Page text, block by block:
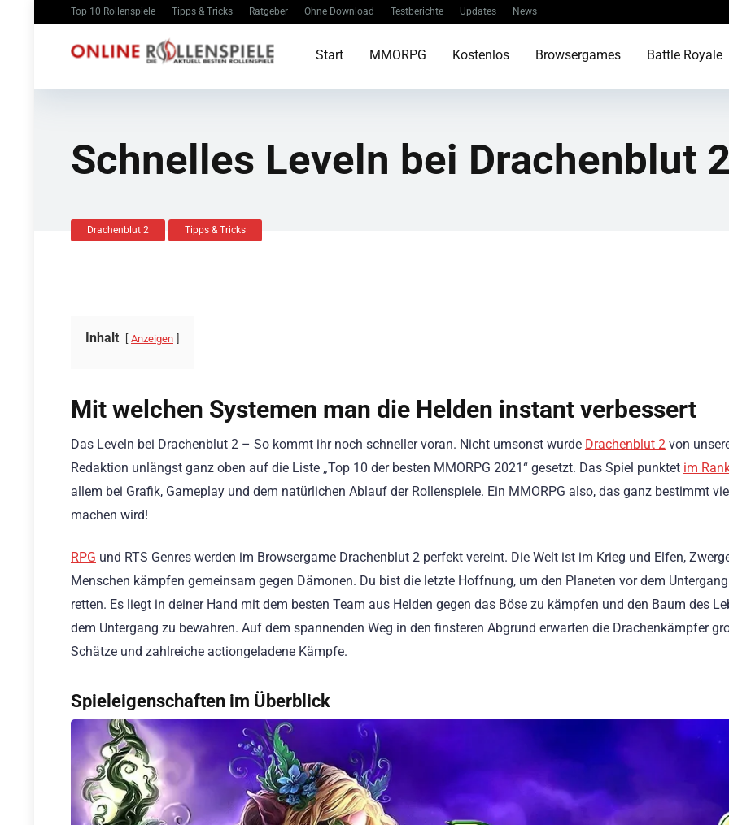
Top 10 Rollenspiele Tipps & Tricks Ratgeber Ohne Download Testberichte Updates News
Start MMORPG Kostenlos Browsergames Battle Royale
Schnelles Leveln bei Drachenblut
Drachenblut 2 Tipps & Tricks
Inhalt Anzeigen
Mit welchen Systemen man die Helden instant verbessert
Das Leveln bei Drachenblut 2 – So kommt ihr noch schneller voran. Nicht umsonst wurde Drachenblut 2 von
Redaktion unlängst ganz oben auf die Liste „Top 10 der besten MMORPG 2021“ gesetzt. Das Spiel punktet im
allem bei Grafik, Gameplay und dem natürlichen Ablauf der Rollenspiele. Ein MMORPG also, das ganz bestimmt
machen wird!
RPG und RTS Genres werden im Browsergame Drachenblut 2 perfekt vereint. Die Welt ist im Krieg und Elfen,
Menschen kämpfen gemeinsam gegen Dämonen. Du bist die letzte Hoffnung, um den Planeten vor dem
retten. Es liegt in deiner Hand mit dem besten Team aus Helden gegen das Böse zu kämpfen und den Baum des
dem Untergang zu bewahren. Auf dem spannenden Weg in den finsteren Abgrund erwarten die Drachenkämpfer
Schätze und zahlreiche actiongeladene Kämpfe.
Spieleigenschaften im Überblick